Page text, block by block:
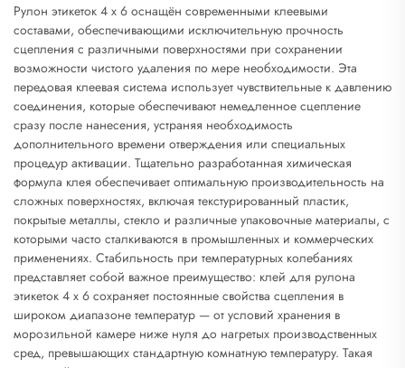
Рулон этикеток 4 x 6 оснащён современными клеевыми
составами, обеспечивающими исключительную прочность
сцепления с различными поверхностями при сохранении
возможности чистого удаления по мере необходимости. Эта
передовая клеевая система использует чувствительные к давлению
соединения, которые обеспечивают немедленное сцепление
сразу после нанесения, устраняя необходимость
дополнительного времени отверждения или специальных
процедур активации. Тщательно разработанная химическая
формула клея обеспечивает оптимальную производительность на
сложных поверхностях, включая текстурированный пластик,
покрытые металлы, стекло и различные упаковочные материалы, с
которыми часто сталкиваются в промышленных и коммерческих
применениях. Стабильность при температурных колебаниях
представляет собой важное преимущество: клей для рулона
этикеток 4 x 6 сохраняет постоянные свойства сцепления в
широком диапазоне температур — от условий хранения в
морозильной камере ниже нуля до нагретых производственных
сред, превышающих стандартную комнатную температуру. Такая